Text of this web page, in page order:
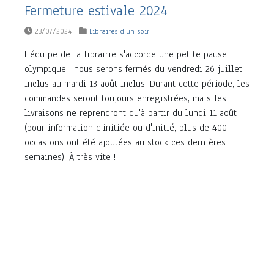
Fermeture estivale 2024
23/07/2024 Libraires d'un soir
L'équipe de la librairie s'accorde une petite pause
olympique : nous serons fermés du vendredi 26 juillet
inclus au mardi 13 août inclus. Durant cette période, les
commandes seront toujours enregistrées, mais les
livraisons ne reprendront qu'à partir du lundi 11 août
(pour information d'initiée ou d'initié, plus de 400
occasions ont été ajoutées au stock ces dernières
semaines). À très vite !